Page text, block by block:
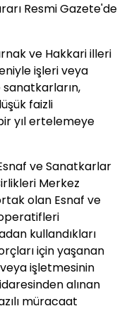
Resmi Gazete'de
ve Hakkari illeri
işleri veya
faizli
yıl ertelemeye
ve Sanatkarlar
Merkez
olan Esnaf ve
kullandıkları
için yaşanan
işletmesinin
alınan
müracaat